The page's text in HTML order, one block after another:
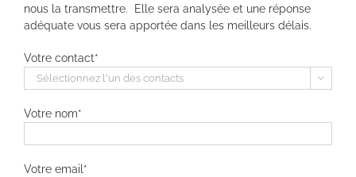
nous la transmettre. Elle sera analysée et une réponse
adéquate vous sera apportée dans les meilleurs délais.
Votre contact*

Votre nom*
Votre email*